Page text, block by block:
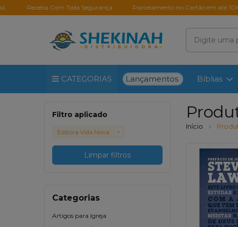
Com Toda Segurança Parcelamento no Cartão em até 10X Sem
CATEGORIAS Lançamentos Bíblias
Filtro aplicado
Editora Vida Nova
Limpar filtros
Categorias
Artigos para Igreja
Início